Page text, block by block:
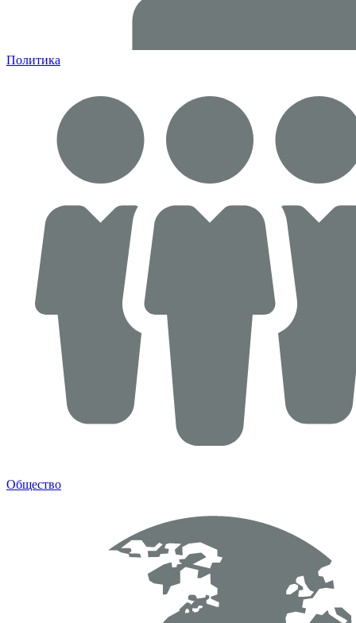
Политика
Общество